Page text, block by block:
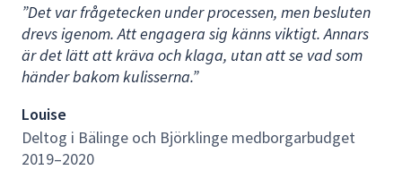
”Det var frågetecken under processen, men besluten
drevs igenom. Att engagera sig känns viktigt. Annars
är det lätt att kräva och klaga, utan att se vad som
händer bakom kulisserna.”
Louise
Deltog i Bälinge och Björklinge medborgarbudget
2019–2020